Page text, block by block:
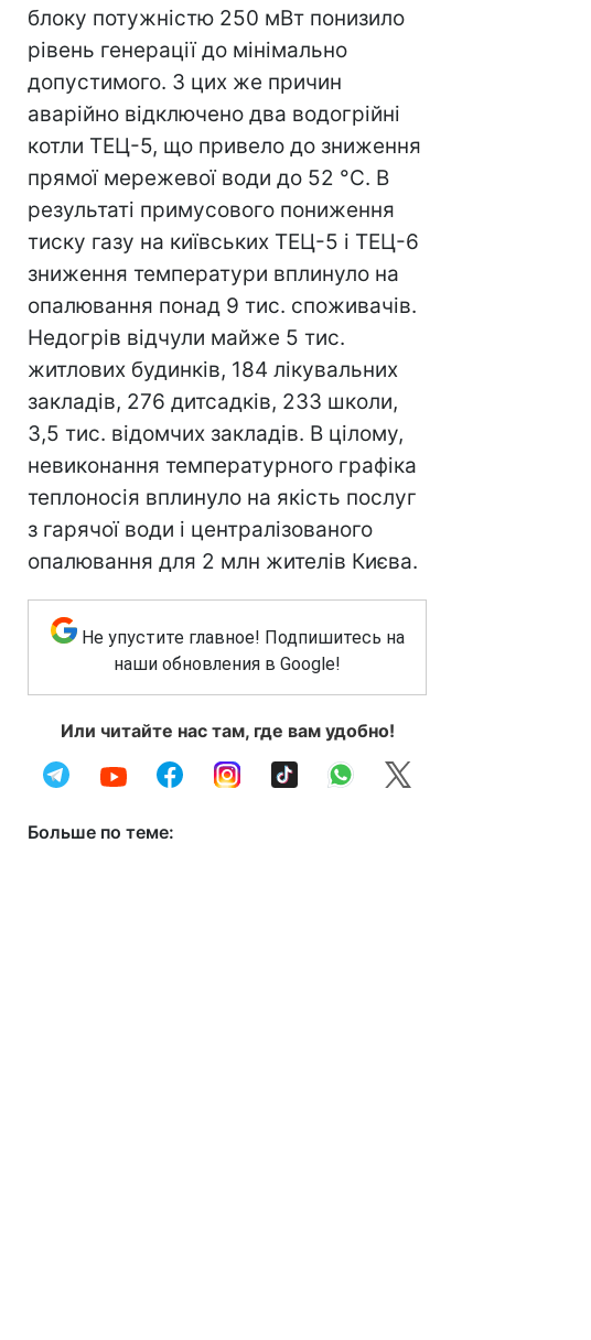
блоку потужністю 250 мВт понизило
рівень генерації до мінімально
допустимого. З цих же причин
аварійно відключено два водогрійні
котли ТЕЦ-5, що привело до зниження
прямої мережевої води до 52 °С. В
результаті примусового пониження
тиску газу на київських ТЕЦ-5 і ТЕЦ-6
зниження температури вплинуло на
опалювання понад 9 тис. споживачів.
Недогрів відчули майже 5 тис.
житлових будинків, 184 лікувальних
закладів, 276 дитсадків, 233 школи,
3,5 тис. відомчих закладів. В цілому,
невиконання температурного графіка
теплоносія вплинуло на якість послуг
з гарячої води і централізованого
опалювання для 2 млн жителів Києва.
Не упустите главное! Подпишитесь на
наши обновления в Google!
Или читайте нас там, где вам удобно!
Больше по теме: